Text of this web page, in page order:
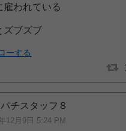
われている
ブズブ
ーする
1
チスタッフ８
12月9日 5:24 PM